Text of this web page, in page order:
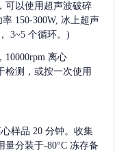
可以使用超声波破碎
150-300W, 冰上超声
3~5 个循环。)
10000rpm 离心
检测，或按一次使用
心样品 20 分钟。收集
分装于-80°C 冻存备